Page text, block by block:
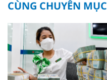
CÙNG CHUYÊN MỤC